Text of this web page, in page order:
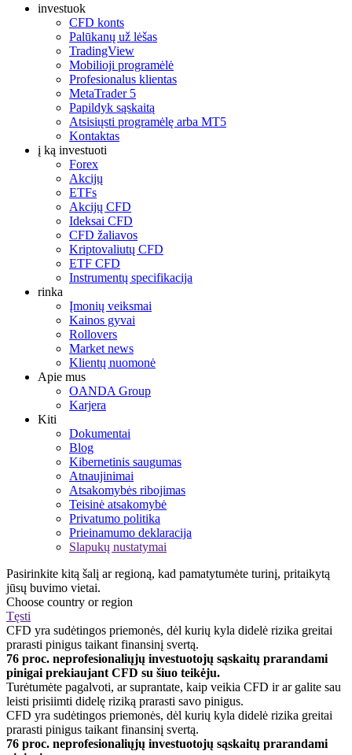
investuok
CFD konts
Palūkanų už lėšas
TradingView
Mobilioji programėlė
Profesionalus klientas
MetaTrader 5
Papildyk sąskaitą
Atsisiųsti programėlę arba MT5
Kontaktas
į ką investuoti
Forex
Akcijų
ETFs
Akcijų CFD
Ideksai CFD
CFD žaliavos
Kriptovaliutų CFD
ETF CFD
Instrumentų specifikacija
rinka
Įmonių veiksmai
Kainos gyvai
Rollovers
Market news
Klientų nuomonė
Apie mus
OANDA Group
Karjera
Kiti
Dokumentai
Blog
Kibernetinis saugumas
Atnaujinimai
Atsakomybės ribojimas
Teisinė atsakomybė
Privatumo politika
Prieinamumo deklaracija
Slapukų nustatymai
Pasirinkite kitą šalį ar regioną, kad pamatytumėte turinį, pritaikytą
jūsų buvimo vietai.
Choose country or region
Tęsti
CFD yra sudėtingos priemonės, dėl kurių kyla didelė rizika greitai
prarasti pinigus taikant finansinį svertą.
76 proc. neprofesionaliųjų investuotojų sąskaitų prarandami
pinigai prekiaujant CFD su šiuo teikėju.
Turėtumėte pagalvoti, ar suprantate, kaip veikia CFD ir ar galite sau
leisti prisiimti didelę riziką prarasti savo pinigus.
CFD yra sudėtingos priemonės, dėl kurių kyla didelė rizika greitai
prarasti pinigus taikant finansinį svertą.
76 proc. neprofesionaliųjų investuotojų sąskaitų prarandami